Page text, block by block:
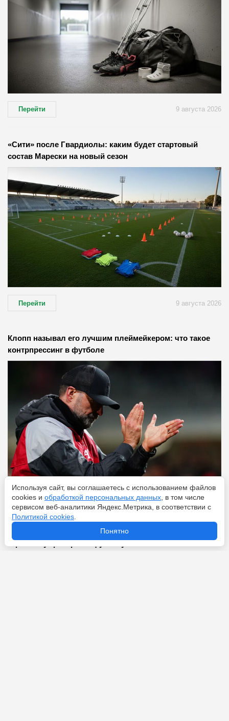
Перейти 9 августа 2026
«Сити» после Гвардиолы: каким будет стартовый
состав Марески на новый сезон
Перейти 9 августа 2026
Клопп называл его лучшим плеймейкером: что такое
контрпрессинг в футболе
Перейти 9 августа 2026
От 15 тысяч рублей до 285 миллионов у Семака: какая
Используя сайт, вы соглашаетесь с использованием файлов
cookies и обработкой персональных данных , в том числе
сервисом веб-аналитики Яндекс.Метрика, в соответствии с
Политикой cookies
Понятно